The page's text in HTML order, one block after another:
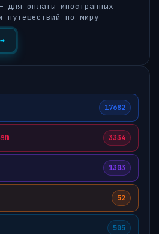
для оплаты иностранных
путешествий по миру
17682
3334
1303
52
505